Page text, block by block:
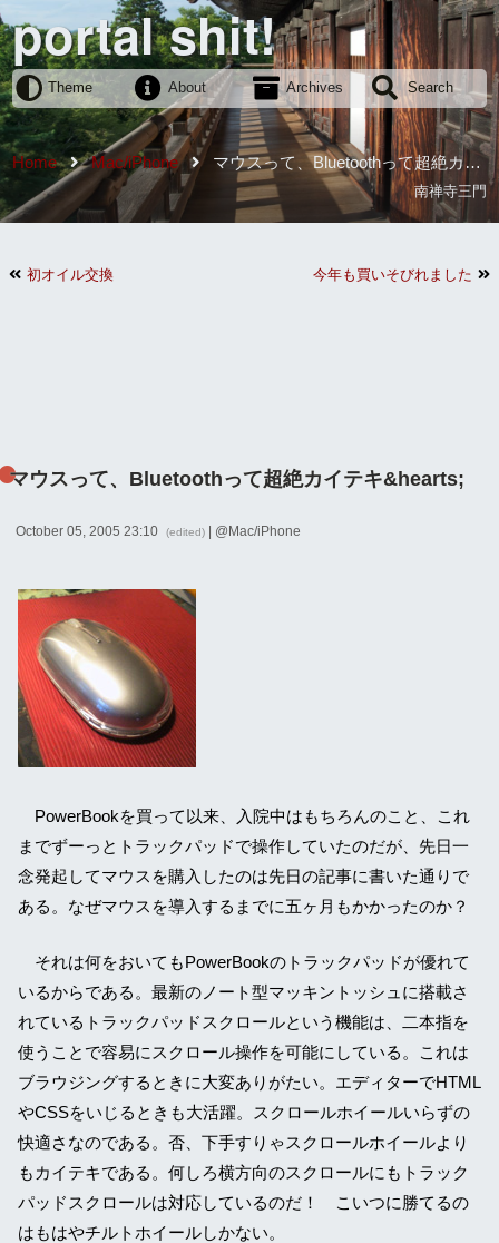
portal shit!
Theme About Archives Search
Home Mac/iPhone
マウスって、Bluetoothって超絶カイ
テキ&hearts;
南禅寺三門
初オイル交換 今年も買いそびれました
マウスって、Bluetoothって超絶カイテキ&hearts;
October 05, 2005 23:10 (edited) | @ Mac/iPhone
PowerBookを買って以来、入院中はもちろんのこと、これ
までずーっとトラックパッドで操作していたのだが、先日一
念発起してマウスを購入したのは先日の記事に書いた通りで
ある。なぜマウスを導入するまでに五ヶ月もかかったのか？
それは何をおいてもPowerBookのトラックパッドが優れて
いるからである。最新のノート型マッキントッシュに搭載さ
れているトラックパッドスクロールという機能は、二本指を
使うことで容易にスクロール操作を可能にしている。これは
ブラウジングするときに大変ありがたい。エディターでHTML
やCSSをいじるときも大活躍。スクロールホイールいらずの
快適さなのである。否、下手すりゃスクロールホイールより
もカイテキである。何しろ横方向のスクロールにもトラック
パッドスクロールは対応しているのだ！ こいつに勝てるの
はもはやチルトホイールしかない。